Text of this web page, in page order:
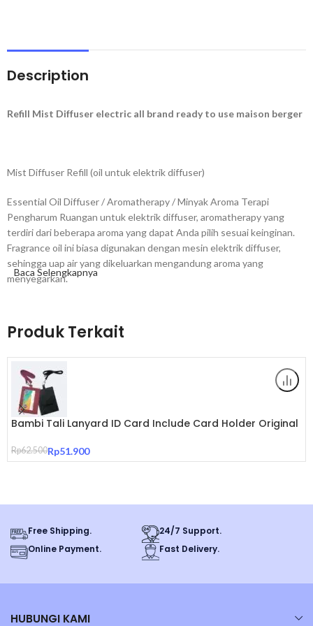
Description
Refill Mist Diffuser electric all brand ready to use maison berger
Mist Diffuser Refill (oil untuk elektrik diffuser)
Essential Oil Diffuser / Aromatherapy / Minyak Aroma Terapi
Pengharum Ruangan untuk elektrik diffuser, aromatherapy yang
terdiri dari beberapa aroma yang dapat Anda pilih sesuai keinginan.
Fragrance oil ini biasa digunakan dengan mesin elektrik diffuser,
sehingga uap air yang dikeluarkan mengandung aroma yang
menyegarkan.
Diffuser Electric dan dapat langsung dituangkan ke diffuser electric
tanpa harus menambahkan air (Ready to Use).
Capacity 475ml
Diffusion time (+/-) 40h
Paris, yang sudah diketahui sejak tahun 1898 di Prancis adalah
Rumah Sakit di Paris.
Maison Berger
berkontribusi untuk mencegah penyebaran VIRUS
Baca Selengkapnya
Produk Terkait
Bambi Tali Lanyard ID Card Include Card Holder Original
Rp62.500Rp51.900
Free Shipping.
24/7 Support.
Online Payment.
Fast Delivery.
HUBUNGI KAMI